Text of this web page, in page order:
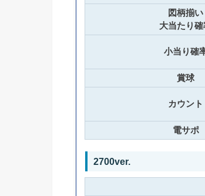
図柄揃い
大当たり確
小当り確
賞球
カウント
電サポ
2700ver.